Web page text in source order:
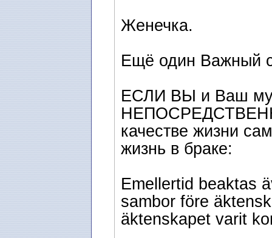
Женечка.
Ещё один Важный
ЕСЛИ ВЫ и Ваш
качестве жизни
жизнь в браке:
Emellertid beaktas
sambor före
äktenskapet varit